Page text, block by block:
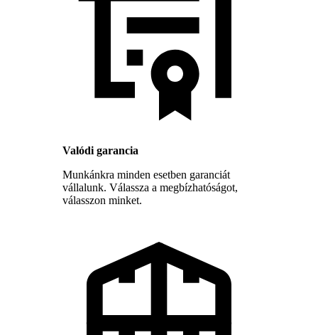
Valódi garancia
Munkánkra minden esetben garanciát
vállalunk. Válassza a megbízhatóságot,
válasszon minket.